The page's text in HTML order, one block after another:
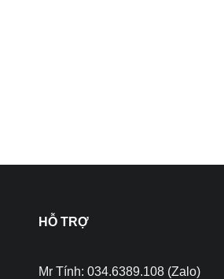
HỖ TRỢ
Mr Tính: 034.6389.108 (Zalo)